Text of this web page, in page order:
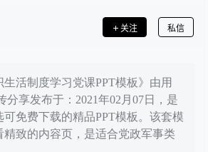
关注 私信
生活制度学习党课PPT模板》由用
分享发布于：2021年02月07日，是
免费下载的精品PPT模板。该套模
精致的内容页，是适合党政军事类